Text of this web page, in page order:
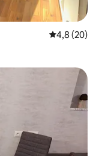
Vlerësimi
4,8 (20)